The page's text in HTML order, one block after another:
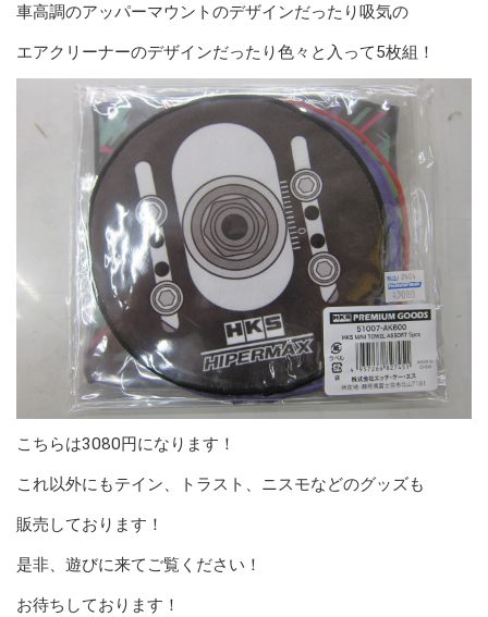
車高調のアッパーマウントのデザインだったり吸気の
エアクリーナーのデザインだったり色々と入って5枚組！
こちらは3080円になります！
これ以外にもテイン、トラスト、ニスモなどのグッズも
販売しております！
是非、遊びに来てご覧ください！
お待ちしております！